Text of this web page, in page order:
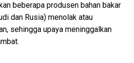
beberapa produsen bahan bakar
dan Rusia) menolak atau
sehingga upaya meninggalkan